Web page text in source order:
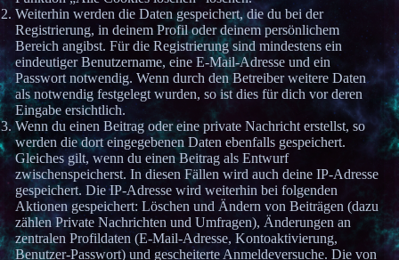
Weiterhin werden die Daten gespeichert, die du bei der
Registrierung, in deinem Profil oder deinem persönlichem
Bereich angibst. Für die Registrierung sind mindestens ein
eindeutiger Benutzername, eine E-Mail-Adresse und ein
Passwort notwendig. Wenn durch den Betreiber weitere Daten
als notwendig festgelegt wurden, so ist dies für dich vor deren
Eingabe ersichtlich.
Wenn du einen Beitrag oder eine private Nachricht erstellst, so
werden die dort eingegebenen Daten ebenfalls gespeichert.
Gleiches gilt, wenn du einen Beitrag als Entwurf
zwischenspeicherst. In diesen Fällen wird auch deine IP-Adresse
gespeichert. Die IP-Adresse wird weiterhin bei folgenden
Aktionen gespeichert: Löschen und Ändern von Beiträgen (dazu
zählen Private Nachrichten und Umfragen), Änderungen an
zentralen Profildaten (E-Mail-Adresse, Kontoaktivierung,
Benutzer-Passwort) und gescheiterte Anmeldeversuche. Die von